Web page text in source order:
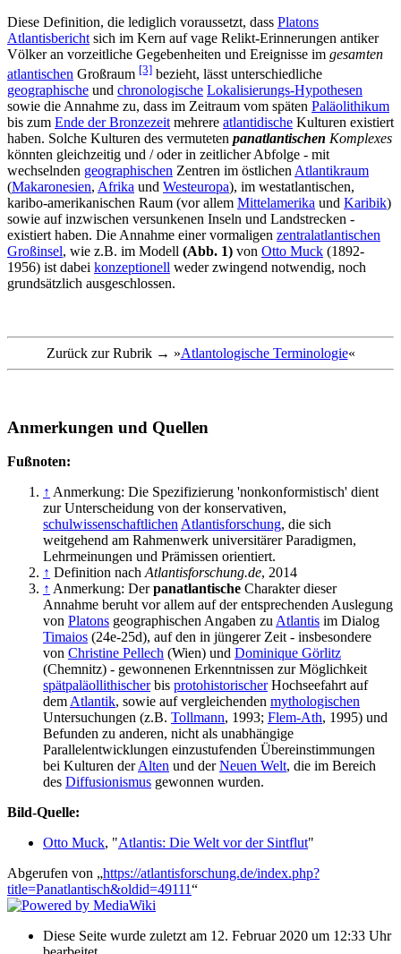
Diese Definition, die lediglich voraussetzt, dass Platons
Atlantisbericht sich im Kern auf vage Relikt-Erinnerungen antiker
Völker an vorzeitliche Gegebenheiten und Ereignisse im gesamten
atlantischen Großraum [3] bezieht, lässt unterschiedliche
geographische und chronologische Lokalisierungs-Hypothesen
sowie die Annahme zu, dass im Zeitraum vom späten Paläolithikum
bis zum Ende der Bronzezeit mehrere atlantidische Kulturen existiert
haben. Solche Kulturen des vermuteten panatlantischen Komplexes
könnten gleichzeitig und / oder in zeitlicher Abfolge - mit
wechselnden geographischen Zentren im östlichen Atlantikraum
(Makaronesien, Afrika und Westeuropa), im westatlantischen,
karibo-amerikanischen Raum (vor allem Mittelamerika und Karibik)
sowie auf inzwischen versunkenen Inseln und Landstrecken -
existiert haben. Die Annahme einer vormaligen zentralatlantischen
Großinsel, wie z.B. im Modell (Abb. 1) von Otto Muck (1892-
1956) ist dabei konzeptionell weder zwingend notwendig, noch
grundsätzlich ausgeschlossen.
Zurück zur Rubrik → »Atlantologische Terminologie«
Anmerkungen und Quellen
Fußnoten:
↑ Anmerkung: Die Spezifizierung 'nonkonformistisch' dient
zur Unterscheidung von der konservativen,
schulwissenschaftlichenAtlantisforschung, die sich
weitgehend am Rahmenwerk universitärer Paradigmen,
Lehrmeinungen und Prämissen orientiert.
↑ Definition nachAtlantisforschung.de, 2014
↑ Anmerkung: Derpanatlantische Charakter dieser
Annahme beruht vor allem auf der entsprechenden Auslegung
von Platons geographischen Angaben zuAtlantis im Dialog
Timaios (24e-25d), auf den in jüngerer Zeit - insbesondere
von Christine Pellech (Wien) und Dominique Görlitz
(Chemnitz) - gewonnenen Erkenntnissen zur Möglichkeit
spätpaläollithischerbis protohistorischerHochseefahrt auf
demAtlantik, sowie auf vergleichenden mythologischen
Untersuchungen (z.B. Tollmann, 1993; Flem-Ath, 1995) und
Befunden zu anderen, nicht als unabhängige
Parallelentwicklungen einzustufenden Übereinstimmungen
bei Kulturen derAlten und derNeuen Welt, die im Bereich
des Diffusionismus gewonnen wurden.
Bild-Quelle:
Otto Muck, "Atlantis: Die Welt vor der Sintflut"
Abgerufen von „https://atlantisforschung.de/index.php?
title=Panatlantisch&oldid=49111“
Diese Seite wurde zuletzt am 12. Februar 2020 um 12:33 Uhr